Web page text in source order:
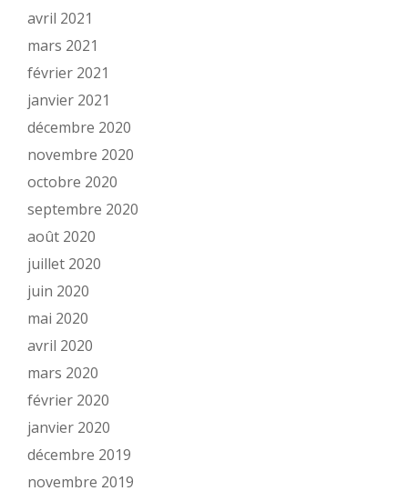
avril 2021
mars 2021
février 2021
janvier 2021
décembre 2020
novembre 2020
octobre 2020
septembre 2020
août 2020
juillet 2020
juin 2020
mai 2020
avril 2020
mars 2020
février 2020
janvier 2020
décembre 2019
novembre 2019